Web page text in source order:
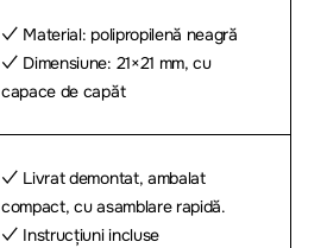
✓ Material: polipropilenă neagră
✓ Dimensiune: 21×21 mm, cu
capace de capăt
✓ Livrat demontat, ambalat
compact, cu asamblare rapidă.
✓ Instrucțiuni incluse